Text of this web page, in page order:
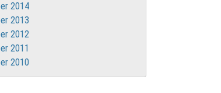
2014
2013
2012
2011
2010